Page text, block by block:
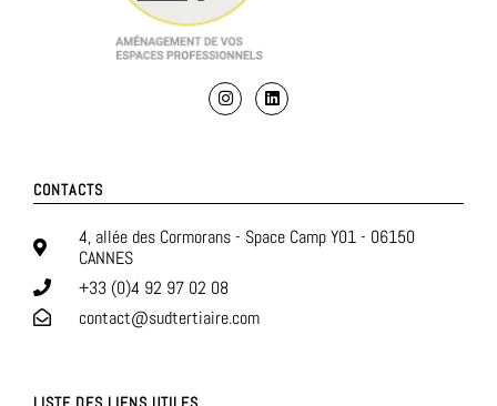
CONTACTS
4, allée des Cormorans - Space Camp Y01 - 06150
CANNES
+33 (0)4 92 97 02 08
contact@sudtertiaire.com